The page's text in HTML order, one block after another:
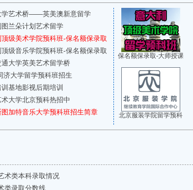
学艺术桥——英美澳新意留学
兰朵计划艺术留学
级美术学院预科班-保名额保录取
级音乐学院预科班-保名额保录取
通大学英美艺术留学桥
济大学留学预科班招生
基地影视后期培训
大学北京预科热招中
加特音乐大学预科班招生简章
保名额保录取-大师授课
北京服装学院留学预科
术类本科录取情况
类录取分数线